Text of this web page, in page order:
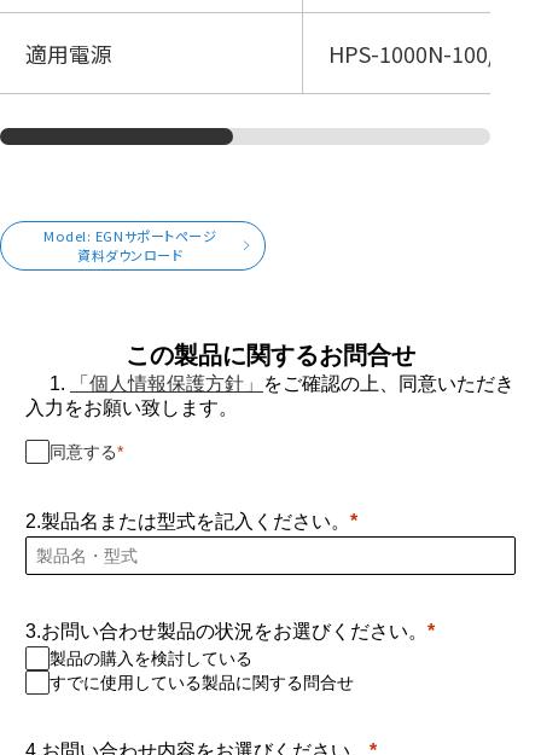
適用電源 HPS-1000N-100/
Model: EGNサポートページ
資料ダウンロード
この製品に関するお問合せ
1. 「個人情報保護方針」
をご確認の上、同意いただき
入力をお願い致します。
同意する
2.製品名または型式を記入ください。
3.お問い合わせ製品の状況をお選びください。
製品の購入を検討している
すでに使用している製品に関する問合せ